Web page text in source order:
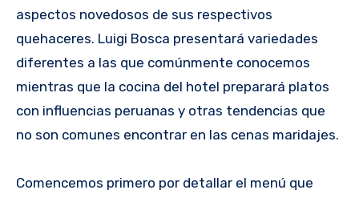
aspectos novedosos de sus respectivos
quehaceres. Luigi Bosca presentará variedades
diferentes a las que comúnmente conocemos
mientras que la cocina del hotel preparará platos
con influencias peruanas y otras tendencias que
no son comunes encontrar en las cenas maridajes.
Comencemos primero por detallar el menú que